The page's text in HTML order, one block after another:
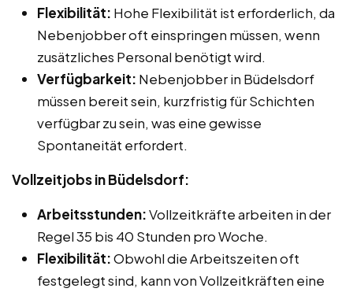
Flexibilität: Hohe Flexibilität ist erforderlich, da
Nebenjobber oft einspringen müssen, wenn
zusätzliches Personal benötigt wird.
Verfügbarkeit: Nebenjobber in Büdelsdorf
müssen bereit sein, kurzfristig für Schichten
verfügbar zu sein, was eine gewisse
Spontaneität erfordert.
Vollzeitjobs in Büdelsdorf:
Arbeitsstunden:Vollzeitkräfte arbeiten in der
Regel 35 bis 40 Stunden pro Woche.
Flexibilität:Obwohl die Arbeitszeiten oft
festgelegt sind, kann von Vollzeitkräften eine